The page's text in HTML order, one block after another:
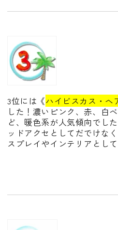
3位には《ハイビスカス・ヘ
した！濃いピンク、赤、白
ど、暖色系が人気傾向でし
ッドアクセとしてだでけな
スプレイやインテリアとし